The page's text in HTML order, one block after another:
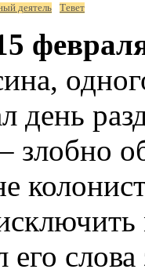
деятель Тевет
день
– злобно
его